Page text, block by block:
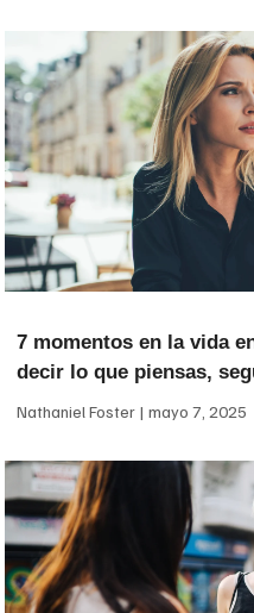
7 momentos en la vida
decir lo que piensas,
Nathaniel Foster mayo 7, 2025